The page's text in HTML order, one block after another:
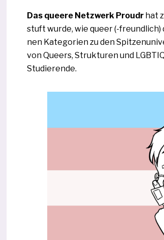
Das quee­re Netzwerk Proudr hat
stuft wur­de, wie queer (-
nen Kategorien zu den
von Queers, Strukturen und
Studierende.